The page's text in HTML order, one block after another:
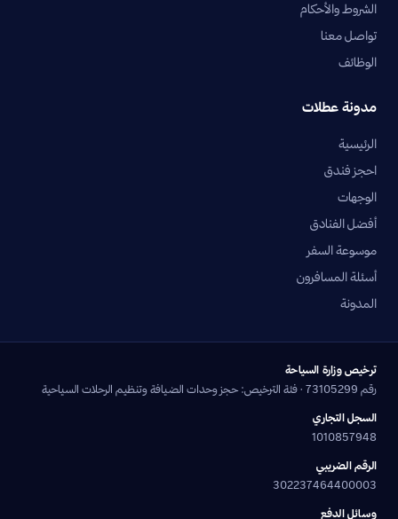
الشروط والأحكام
تواصل معنا
الوظائف
مدونة عطلات
الرئيسية
احجز فندق
الوجهات
أفضل الفنادق
موسوعة السفر
أسئلة المسافرون
المدونة
ترخيص وزارة السياحة
رقم 73105299 · فئة الترخيص: حجز وحدات الضيافة وتنظيم الرحلات السياحية
السجل التجاري
1010857948
الرقم الضريبي
302237464400003
وسائل الدفع